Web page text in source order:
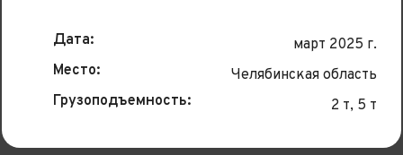
Дата:
март 2025 г.
Место:
Челябинская область
Грузоподъемность:
2 т, 5 т